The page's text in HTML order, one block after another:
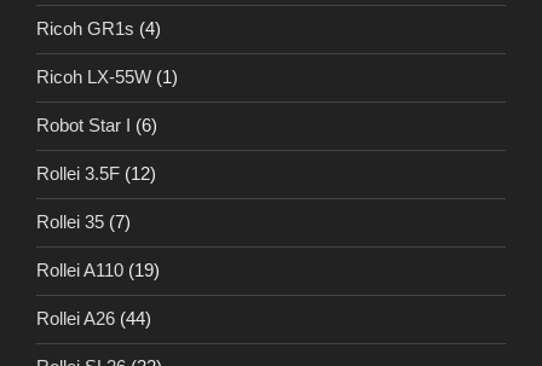
Ricoh GR1s (4)
Ricoh LX-55W (1)
Robot Star I (6)
Rollei 3.5F (12)
Rollei 35 (7)
Rollei A110 (19)
Rollei A26 (44)